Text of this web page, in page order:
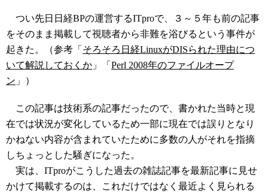
つい先日日経BPの運営するITproで、３～５年も前の記事
をそのまま掲載して視聴者から非難を浴びるという事件が
起きた。（参考「 そろそろ日経LinuxがDISられた理由につ
いて解説しておくか 」「 Perl 2008年のファイルオープ
ン 」）
この記事は技術系の記事だったので、書かれた当時と現
在では状況が変化しているため一部に現在では誤りとなり
かねない内容が含まれていたために多数の人がそれを指摘
しちょっとした騒ぎになった。
実は、ITproがこうした過去の雑誌記事を最新記事に見せ
かけて掲載するのは、これだけではなく最近よく見られる